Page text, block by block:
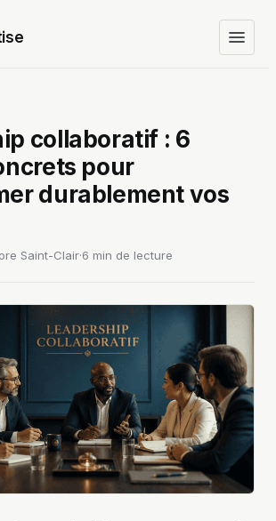
collaboratif : 6
pour
durablement vos
Saint-Clair·6 min de lecture